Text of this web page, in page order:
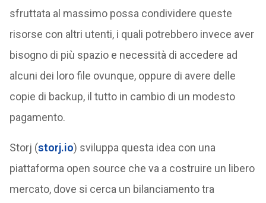
sfruttata al massimo possa condividere queste
risorse con altri utenti, i quali potrebbero invece aver
bisogno di più spazio e necessità di accedere ad
alcuni dei loro file ovunque, oppure di avere delle
copie di backup, il tutto in cambio di un modesto
pagamento.
Storj (storj.io) sviluppa questa idea con una
piattaforma open source che va a costruire un libero
mercato, dove si cerca un bilanciamento tra